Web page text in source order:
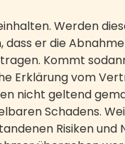
Werden
er die
Kommt
Erklärung vom
nicht geltend
Schadens.
Risiken und